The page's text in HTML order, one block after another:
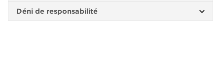
Déni de responsabilité